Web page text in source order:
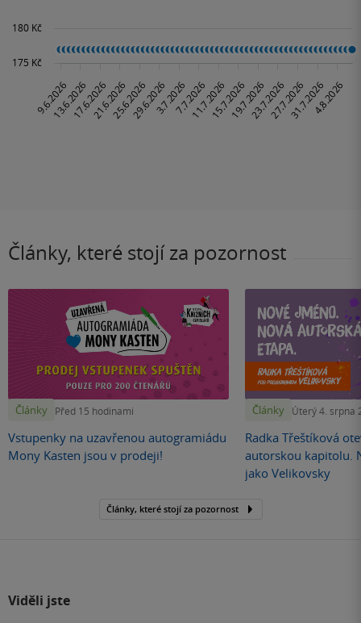
Články, které stojí za pozornost
Články Před 15 hodinami
Vstupenky na uzavřenou autogramiádu
Mony Kasten jsou v prodeji!
Články Úterý 4. srpna
Radka Třeštíková
autorskou kapitolu.
jako Velikovsky
Články, které stojí za pozornost
Viděli jste